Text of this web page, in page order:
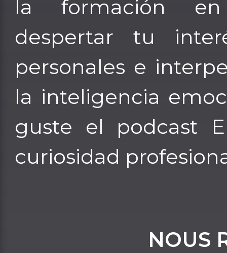
la formación en
despertar tu
personales e
la inteligencia
guste el podcast
curiosidad
NOUS